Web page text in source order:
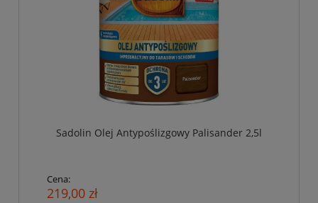
Sadolin Olej Antypoślizgowy Palisander 2,5l
Cena:
219,00 zł